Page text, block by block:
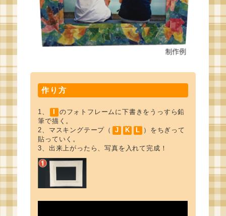
作り方
1、
のフォトフレームに下書きをうっすら鉛
筆で描く。
2、マスキングテープ（
J K L
）をちぎって
貼っていく。
3、出来上がったら、写真を入れて完成！